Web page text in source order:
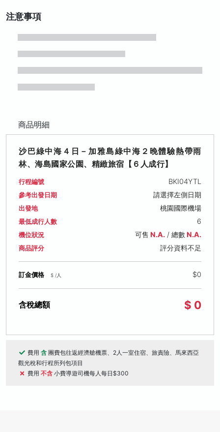
注意事項
商品明細
沙巴綠中海４日－加雅島綠中海２晚體驗熱帶雨
林、海島國家公園、精緻旅宿【６人成行】
行程編號 BKI04YTL
參考出發日期 請選擇左側日期
出發地 桃園國際機場
最低成行人數 6
機位狀況 可售 N.A./ 總數N.A.
商品評分 評分資料不足
訂金價格 $ /人 $0
含稅總額 $ 0
費用 含 團費包往返經濟艙機票、2人一室住宿、旅責險、馬來西亞
觀光稅和行程所列包項目
費用 不含 小費導遊司機每人每日$300